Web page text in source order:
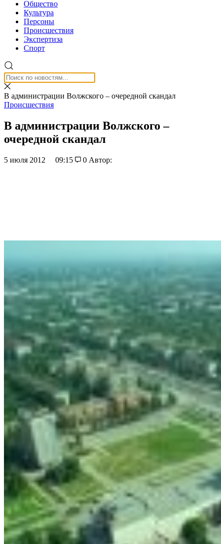
Общество
Культура
Персоны
Происшествия
Экспертиза
Спорт
В администрации Волжского – очередной скандал
Происшествия
В администрации Волжского –
очередной скандал
5 июля 2012 09:15 0 Автор: